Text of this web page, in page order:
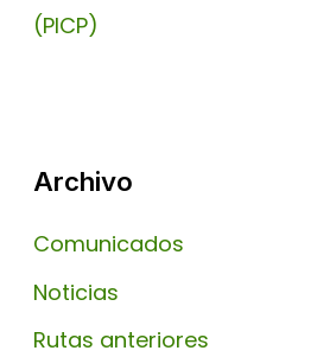
(PICP)
Archivo
Comunicados
Noticias
Rutas anteriores